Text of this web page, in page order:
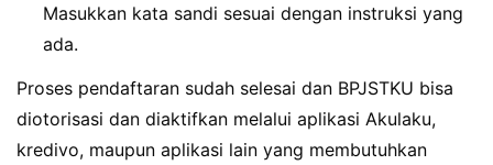
Masukkan kata sandi sesuai dengan instruksi yang
ada.
Proses pendaftaran sudah selesai dan BPJSTKU bisa
diotorisasi dan diaktifkan melalui aplikasi Akulaku,
kredivo, maupun aplikasi lain yang membutuhkan